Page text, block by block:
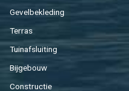
Ge­vel­be­kle­ding
Ter­ras
Tuin­af­slui­ting
Bij­ge­bouw
Con­struc­tie